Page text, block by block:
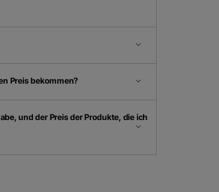
Preis bekommen?
und der Preis der Produkte, die ich